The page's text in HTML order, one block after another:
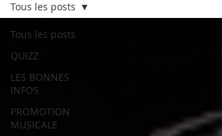
Tous les posts
QUIZZ
LES BONNES
INFOS
PROMOTION
MUSICALE
Tous les posts